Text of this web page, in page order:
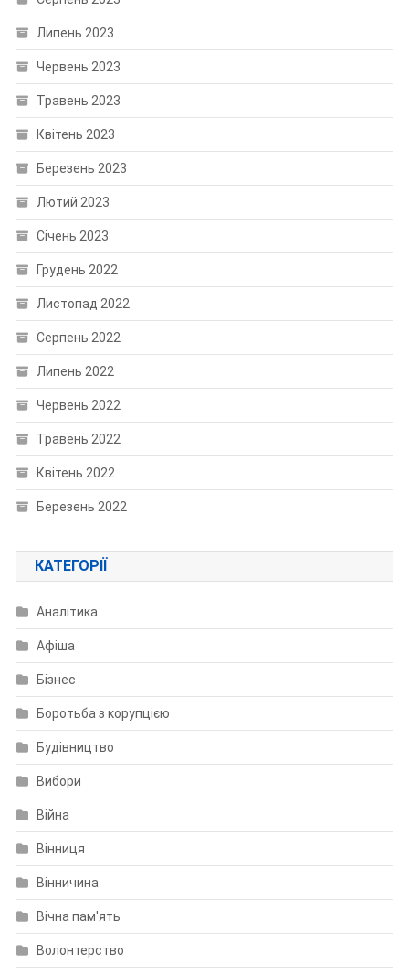
Липень 2023
Червень 2023
Травень 2023
Квітень 2023
Березень 2023
Лютий 2023
Січень 2023
Грудень 2022
Листопад 2022
Серпень 2022
Липень 2022
Червень 2022
Травень 2022
Квітень 2022
Березень 2022
КАТЕГОРІЇ
Аналітика
Афіша
Бізнес
Боротьба з корупцією
Будівництво
Вибори
Війна
Вінниця
Вінничина
Вічна пам'ять
Волонтерство